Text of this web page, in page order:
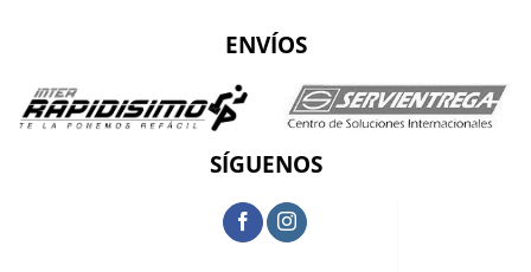
ENVÍOS
SÍGUENOS